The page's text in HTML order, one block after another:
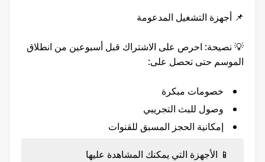
📌 أجهزة التشغيل المدعومة
💡 نصيحة: احرص على الاشتراك قبل أسبوعين من انطلاق
الموسم حتى تحصل على:
خصومات مبكرة
وصول للبث التجريبي
إمكانية الحجز المسبق للقنوات
📱 الأجهزة التي يمكنك المشاهدة عليها